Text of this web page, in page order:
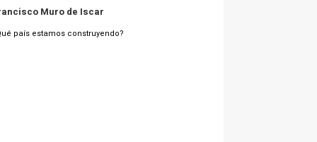
Muro de Iscar
país estamos construyendo?